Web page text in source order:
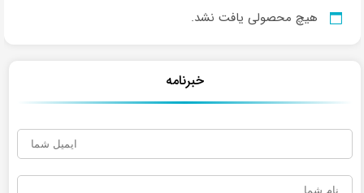
هیچ محصولی یافت نشد.
خبرنامه